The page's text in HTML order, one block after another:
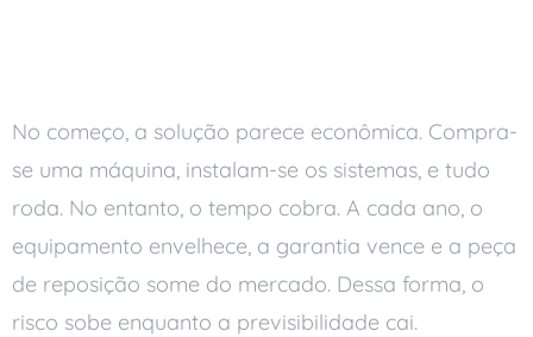
No começo, a solução parece econômica. Compra-
se uma máquina, instalam-se os sistemas, e tudo
roda. No entanto, o tempo cobra. A cada ano, o
equipamento envelhece, a garantia vence e a peça
de reposição some do mercado. Dessa forma, o
risco sobe enquanto a previsibilidade cai.